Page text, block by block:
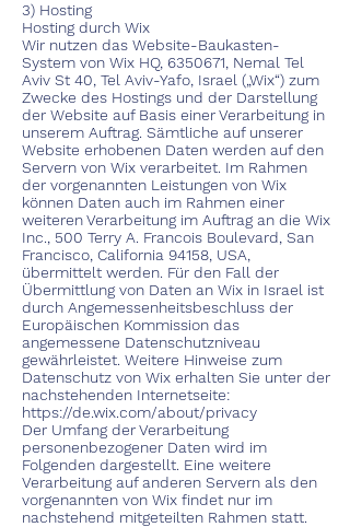
3) Hosting
Hosting durch Wix
Wir nutzen das Website-Baukasten-
System von Wix HQ, 6350671, Nemal Tel
Aviv St 40, Tel Aviv-Yafo, Israel („Wix“) zum
Zwecke des Hostings und der Darstellung
der Website auf Basis einer Verarbeitung in
unserem Auftrag. Sämtliche auf unserer
Website erhobenen Daten werden auf den
Servern von Wix verarbeitet. Im Rahmen
der vorgenannten Leistungen von Wix
können Daten auch im Rahmen einer
weiteren Verarbeitung im Auftrag an die Wix
Inc., 500 Terry A. Francois Boulevard, San
Francisco, California 94158, USA,
übermittelt werden. Für den Fall der
Übermittlung von Daten an Wix in Israel ist
durch Angemessenheitsbeschluss der
Europäischen Kommission das
angemessene Datenschutzniveau
gewährleistet. Weitere Hinweise zum
Datenschutz von Wix erhalten Sie unter der
nachstehenden Internetseite:
https://de.wix.com/about/privacy
Der Umfang der Verarbeitung
personenbezogener Daten wird im
Folgenden dargestellt. Eine weitere
Verarbeitung auf anderen Servern als den
vorgenannten von Wix findet nur im
nachstehend mitgeteilten Rahmen statt.